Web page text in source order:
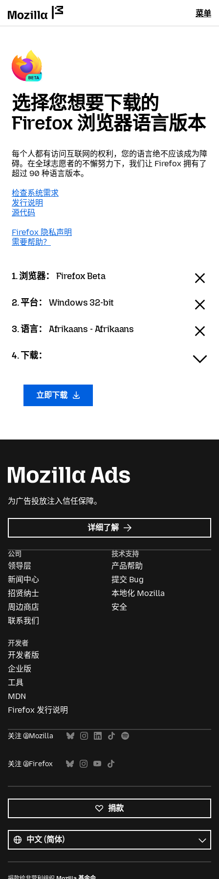
菜单
选择您想要下载的
Firefox 浏览器语言版本
每个人都有访问互联网的权利，您的语言绝不应该成为障
碍。在全球志愿者的不懈努力下，我们让 Firefox 拥有了
超过 90 种语言版本。
检查系统需求
发行说明
源代码
Firefox 隐私声明
需要帮助？
1. 浏览器： Firefox Beta
2. 平台： Windows 32-bit
3. 语言： Afrikaans - Afrikaans
4. 下载：
立即下载
为广告投放注入信任保障。
详细了解 Mozilla
广
公司
领导层
新闻中心
招贤纳士
周边商店
联系我们
技术支持
产品帮助
提交 Bug
本地化 Mozilla
安全
开发者
开发者版
企业版
工具
MDN
Firefox 发行说明
关注 @Mozilla
关注 @Firefox
捐款
有
语
言
语
言